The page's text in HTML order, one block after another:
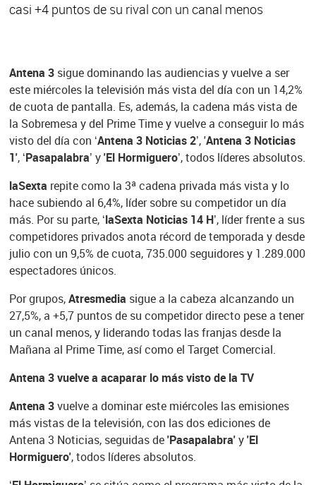
casi +4 puntos de su rival con un canal menos
Antena 3sigue dominando las audiencias y vuelve a ser
este miércoles la televisión más vista del día con un 14,2%
de cuota de pantalla. Es, además, la cadena más vista de
la Sobremesa y del Prime Time y vuelve a conseguir lo más
visto del día con ‘Antena 3 Noticias 2’, 'Antena 3 Noticias
1', ‘Pasapalabra’ y'El Hormiguero’, todos líderes absolutos.
laSexta repite como la 3ª cadena privada más vista y lo
hace subiendo al 6,4%, líder sobre su competidor un día
más. Por su parte, ‘laSexta Noticias 14 H’, líder frente a sus
competidores privados anota récord de temporada y desde
julio con un 9,5% de cuota, 735.000 seguidores y 1.289.000
espectadores únicos.
Por grupos,Atresmedia sigue a la cabeza alcanzando un
27,5%, a +5,7 puntos de su competidor directo pese a tener
un canal menos, y liderando todas las franjas desde la
Mañana al Prime Time, así como el Target Comercial.
Antena 3 vuelve a acaparar lo más visto de la TV
Antena 3vuelve a dominar este miércoles las emisiones
más vistas de la televisión, con las dos ediciones de
Antena 3 Noticias, seguidas de'Pasapalabra'y'El
Hormiguero', todos líderes absolutos.